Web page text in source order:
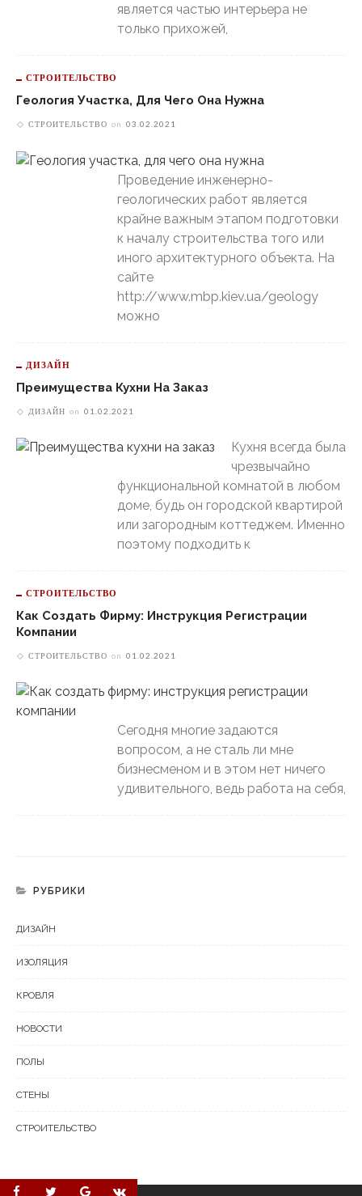
является частью интерьера не
только прихожей,
СТРОИТЕЛЬСТВО
Геология Участка, Для Чего Она Нужна
СТРОИТЕЛЬСТВО on 03.02.2021
Проведение инженерно-
геологических работ является
крайне важным этапом подготовки
к началу строительства того или
иного архитектурного объекта. На
сайте
http://www.mbp.kiev.ua/geology
можно
ДИЗАЙН
Преимущества Кухни На Заказ
ДИЗАЙН on 01.02.2021
Кухня всегда была
чрезвычайно
функциональной комнатой в любом
доме, будь он городской квартирой
или загородным коттеджем. Именно
поэтому подходить к
СТРОИТЕЛЬСТВО
Как Создать Фирму: Инструкция Регистрации
Компании
СТРОИТЕЛЬСТВО on 01.02.2021
Сегодня многие задаются
вопросом, а не сталь ли мне
бизнесменом и в этом нет ничего
удивительного, ведь работа на себя,
РУБРИКИ
ДИЗАЙН
ИЗОЛЯЦИЯ
КРОВЛЯ
НОВОСТИ
ПОЛЫ
СТЕНЫ
СТРОИТЕЛЬСТВО